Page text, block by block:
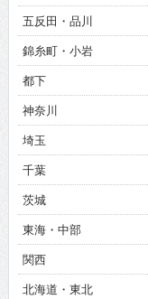
五反田・品川
錦糸町・小岩
都下
神奈川
埼玉
千葉
茨城
東海・中部
関西
北海道・東北